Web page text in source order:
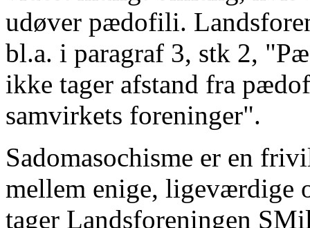
udøver pædofili.
bl.a. i paragraf 3, stk 2,
ikke tager afstand fra
samvirkets foreninger".
Sadomasochisme er en
mellem enige, ligeværdige
tager Landsforeningen